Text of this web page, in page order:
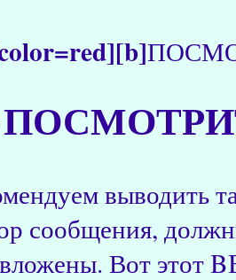
выводить
сообщения,
Вот этот